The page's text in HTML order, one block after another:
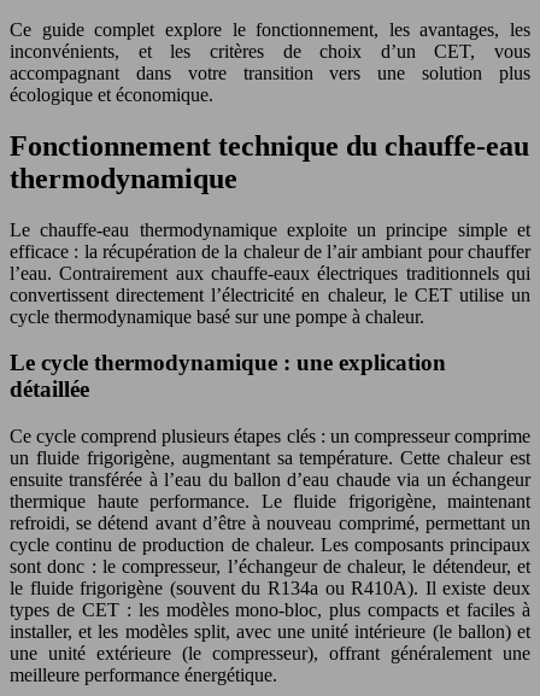
Ce guide complet explore le fonctionnement, les avantages, les
inconvénients, et les critères de choix d’un CET, vous
accompagnant dans votre transition vers une solution plus
écologique et économique.
Fonctionnement technique du chauffe-eau
thermodynamique
Le chauffe-eau thermodynamique exploite un principe simple et
efficace : la récupération de la chaleur de l’air ambiant pour chauffer
l’eau. Contrairement aux chauffe-eaux électriques traditionnels qui
convertissent directement l’électricité en chaleur, le CET utilise un
cycle thermodynamique basé sur une pompe à chaleur.
Le cycle thermodynamique : une explication
détaillée
Ce cycle comprend plusieurs étapes clés : un compresseur comprime
un fluide frigorigène, augmentant sa température. Cette chaleur est
ensuite transférée à l’eau du ballon d’eau chaude via un échangeur
thermique haute performance. Le fluide frigorigène, maintenant
refroidi, se détend avant d’être à nouveau comprimé, permettant un
cycle continu de production de chaleur. Les composants principaux
sont donc : le compresseur, l’échangeur de chaleur, le détendeur, et
le fluide frigorigène (souvent du R134a ou R410A). Il existe deux
types de CET : les modèles mono-bloc, plus compacts et faciles à
installer, et les modèles split, avec une unité intérieure (le ballon) et
une unité extérieure (le compresseur), offrant généralement une
meilleure performance énergétique.